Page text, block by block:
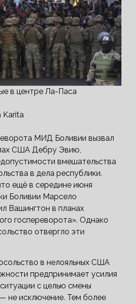
в центре Ла-Паса
Karita
МИД Боливии вызвал
США Дебру Эвию,
вмешательства
в дела республики.
ещё в середине июня
Боливии Марсело
Вашингтон в планах
госпереворота». Однако
отвергло эти
в нелояльных США
предпринимает усилия
с целью смены
не исключение. Тем более